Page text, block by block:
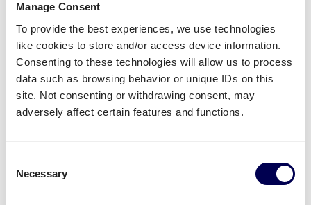
Manage Consent
To provide the best experiences, we use technologies
like cookies to store and/or access device information.
Consenting to these technologies will allow us to process
data such as browsing behavior or unique IDs on this
site. Not consenting or withdrawing consent, may
adversely affect certain features and functions.
Selection
Necessary
conform de Amazon voorwaarden
Pallets worden in de lengte geladen
Maximale hoogte van de pallets is
maximaal 180cm
netjes gecommuniceerd in